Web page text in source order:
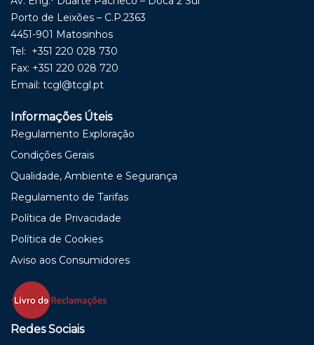
Porto de Leixões – C.P.2363
4451-901 Matosinhos
Tel: +351 220 028 730
Fax: +351 220 028 720
Email: tcgl@tcgl.pt
Informações Úteis
Regulamento Exploração
Condições Gerais
Qualidade, Ambiente e Segurança
Regulamento de Tarifas
Política de Privacidade
Política de Cookies
Aviso aos Consumidores
Redes Sociais